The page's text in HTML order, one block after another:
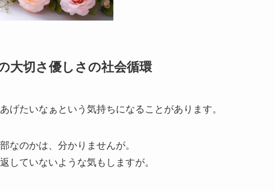
大切さ優しさの社会循環
げたいなぁという気持ちになることがあります。
なのかは、分かりませんが。
していないような気もしますが。